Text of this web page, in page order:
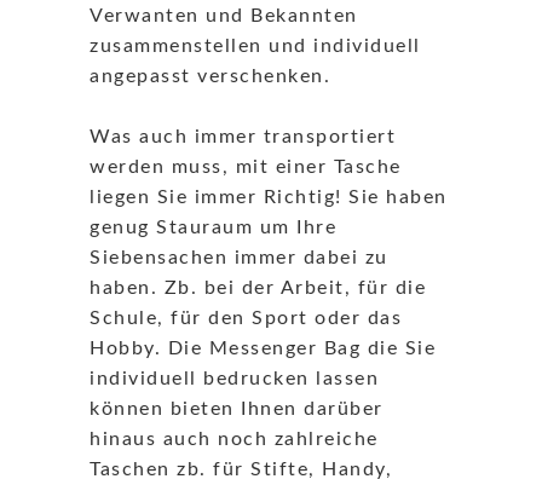
Verwanten und Bekannten
zusammenstellen und individuell
angepasst verschenken.
Was auch immer transportiert
werden muss, mit einer Tasche
liegen Sie immer Richtig! Sie haben
genug Stauraum um Ihre
Siebensachen immer dabei zu
haben. Zb. bei der Arbeit, für die
Schule, für den Sport oder das
Hobby. Die Messenger Bag die Sie
individuell bedrucken lassen
können bieten Ihnen darüber
hinaus auch noch zahlreiche
Taschen zb. für Stifte, Handy,